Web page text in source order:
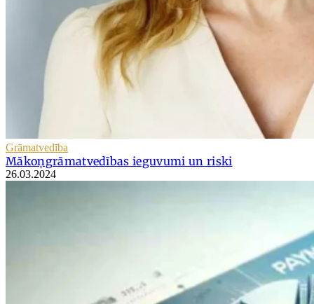
Grāmatvedība
Mākoņgrāmatvedības ieguvumi un riski
26.03.2024